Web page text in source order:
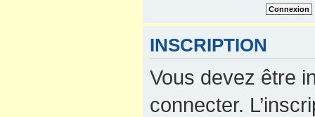
INSCRIPTION
Vous devez être
connecter.